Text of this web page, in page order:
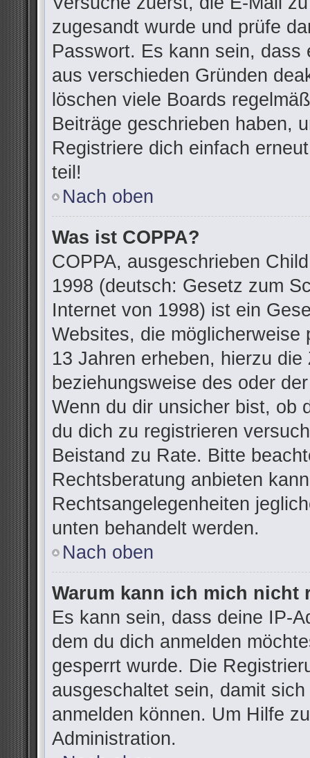
zugesandt wurde und prüfe
Passwort. Es kann sein, dass
aus verschieden Gründen
löschen viele Boards
Beiträge geschrieben haben,
Registriere dich einfach
teil!
Nach oben
Was ist COPPA?
COPPA, ausgeschrieben
1998 (deutsch: Gesetz zum
Internet von 1998) ist ein
Websites, die
13 Jahren erheben, hierzu
beziehungsweise des oder
Wenn du dir unsicher bist, ob
du dich zu registrieren
Beistand zu Rate. Bitte
Rechtsberatung anbieten
Rechtsangelegenheiten
unten behandelt werden.
Nach oben
Warum kann ich mich nicht
Es kann sein, dass deine IP-
dem du dich anmelden
gesperrt wurde. Die
ausgeschaltet sein, damit
anmelden können. Um Hilfe
Administration.